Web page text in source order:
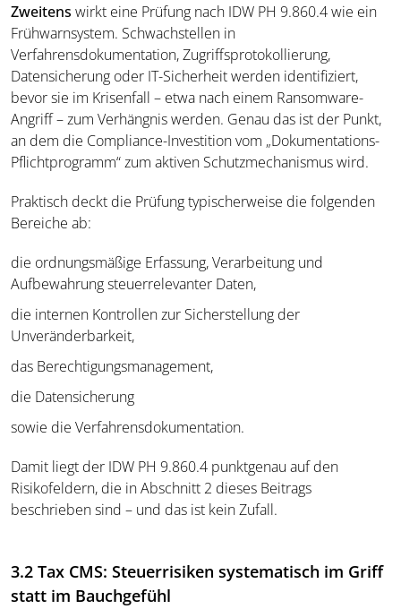
Zweitens wirkt eine Prüfung nach IDW PH 9.860.4 wie ein
Frühwarnsystem. Schwachstellen in
Verfahrensdokumentation, Zugriffsprotokollierung,
Datensicherung oder IT-Sicherheit werden identifiziert,
bevor sie im Krisenfall – etwa nach einem Ransomware-
Angriff – zum Verhängnis werden. Genau das ist der Punkt,
an dem die Compliance-Investition vom „Dokumentations-
Pflichtprogramm“ zum aktiven Schutzmechanismus wird.
Praktisch deckt die Prüfung typischerweise die folgenden
Bereiche ab:
die ordnungsmäßige Erfassung, Verarbeitung und
Aufbewahrung steuerrelevanter Daten,
die internen Kontrollen zur Sicherstellung der
Unveränderbarkeit,
das Berechtigungsmanagement,
die Datensicherung
sowie die Verfahrensdokumentation.
Damit liegt der IDW PH 9.860.4 punktgenau auf den
Risikofeldern, die in Abschnitt 2 dieses Beitrags
beschrieben sind – und das ist kein Zufall.
3.2 Tax CMS: Steuerrisiken systematisch im Griff
statt im Bauchgefühl